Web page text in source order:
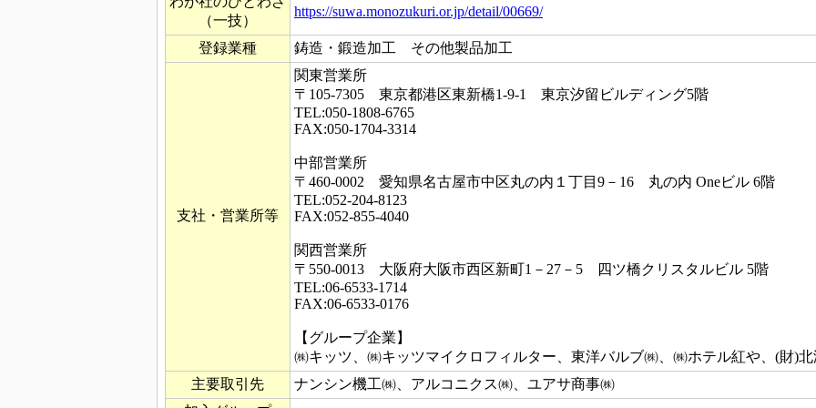
（一技）
https://suwa.monozukuri.or.jp/detail/00669/
登録業種 鋳造・鍛造加工 その他製品加工
支社・営業所等
関東営業所
〒105-7305 東京都港区東新橋1-9-1 東京汐留ビルディング5階
TEL:050-1808-6765
FAX:050-1704-3314
中部営業所
〒460-0002 愛知県名古屋市中区丸の内１丁目9－16 丸の内 Oneビル 6階
TEL:052-204-8123
FAX:052-855-4040
関西営業所
〒550-0013 大阪府大阪市西区新町1－27－5 四ツ橋クリスタルビル 5階
TEL:06-6533-1714
FAX:06-6533-0176
【グループ企業】
㈱キッツ、㈱キッツマイクロフィルター、東洋バルブ㈱、㈱ホテル紅や、(財)
主要取引先
ナンシン機工㈱、アルコニクス㈱、ユアサ商事㈱